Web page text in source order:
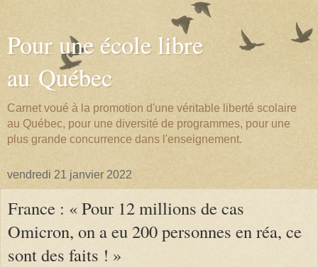
Pour une école libre
au Québec
Carnet voué à la promotion d'une véritable liberté scolaire
au Québec, pour une diversité de programmes, pour une
plus grande concurrence dans l'enseignement.
vendredi 21 janvier 2022
France : « Pour 12 millions de cas
Omicron, on a eu 200 personnes en réa, ce
sont des faits ! »